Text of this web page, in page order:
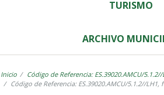
TURISMO
ARCHIVO
Inicio
Código de Referencia: ES.39020.AMCU/
Código de Referencia: ES.39020.AMCU/5.1.2//LH1,